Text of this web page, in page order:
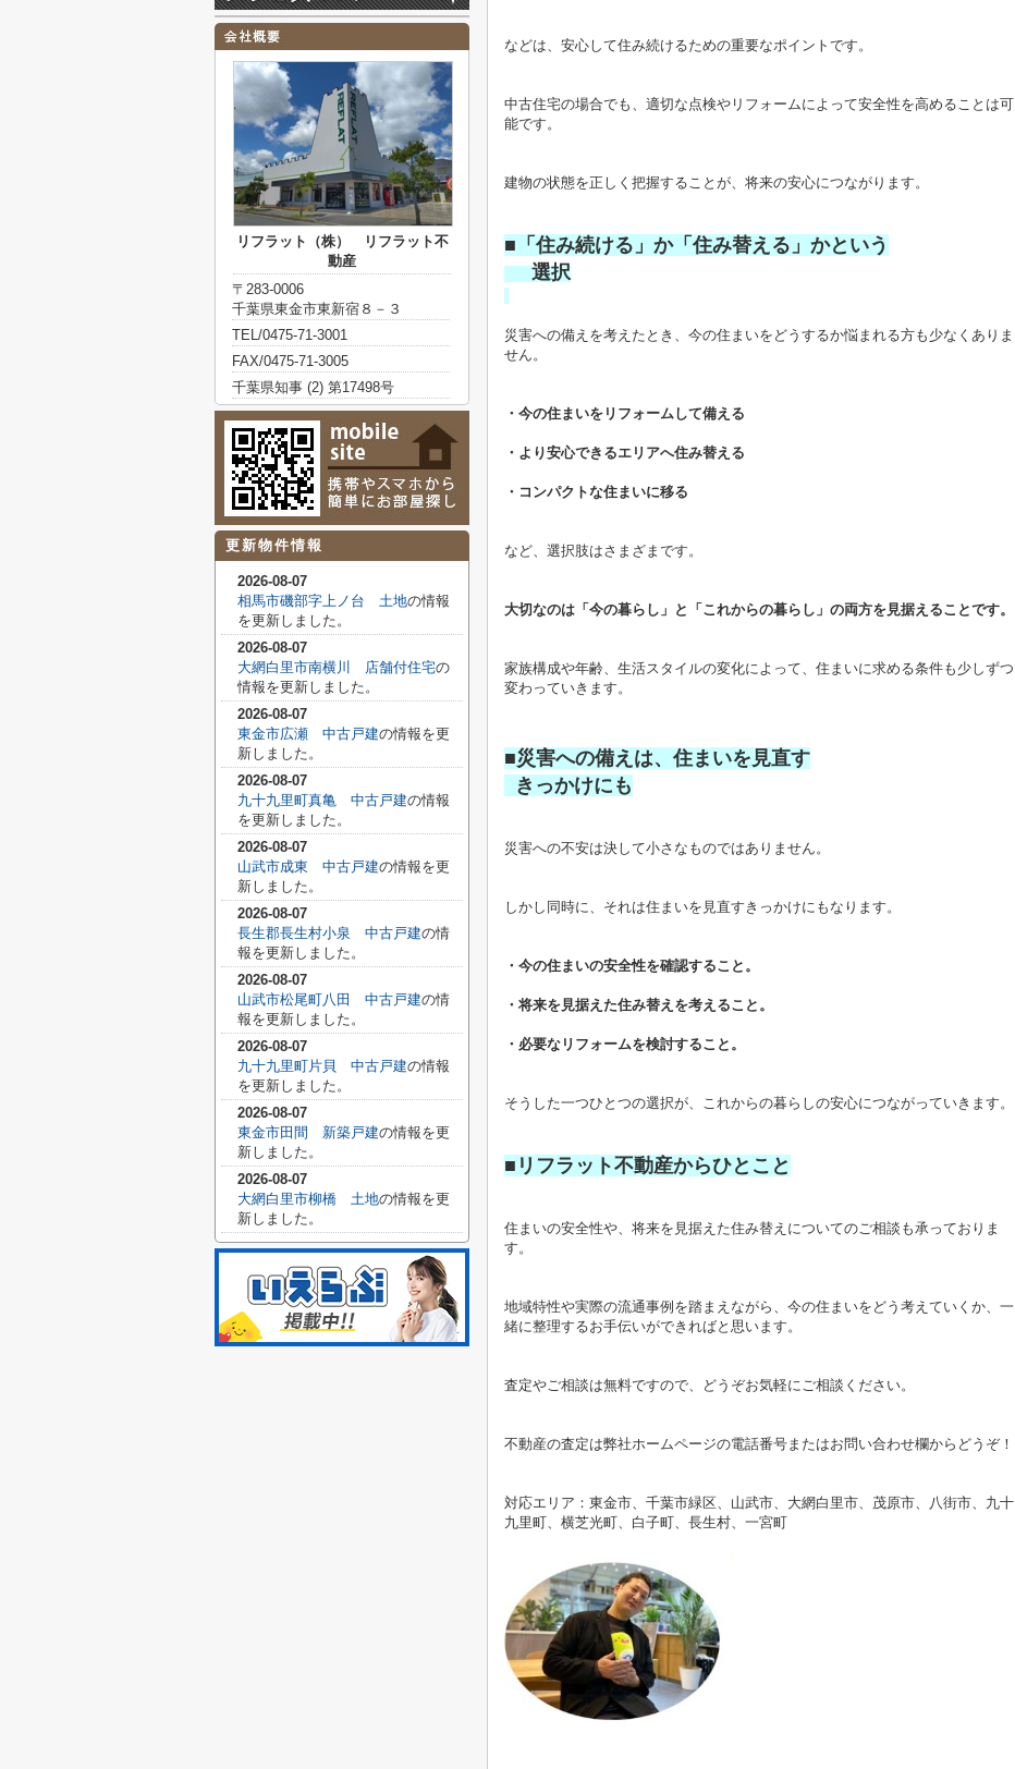
などは、安心して住み続けるための重要なポイントです。
中古住宅の場合でも、適切な点検やリフォームによって安全性を高めることは可
能です。
建物の状態を正しく把握することが、将来の安心につながります。
■「住み続ける」か「住み替える」かという
選択
災害への備えを考えたとき、今の住まいをどうするか悩まれる方も少なくありま
せん。
・今の住まいをリフォームして備える
・より安心できるエリアへ住み替える
・コンパクトな住まいに移る
など、選択肢はさまざまです。
大切なのは「今の暮らし」と「これからの暮らし」の両方を見据えることです。
家族構成や年齢、生活スタイルの変化によって、住まいに求める条件も少しずつ
変わっていきます。
■災害への備えは、住まいを見直す
きっかけにも
災害への不安は決して小さなものではありません。
しかし同時に、それは住まいを見直すきっかけにもなります。
・今の住まいの安全性を確認すること。
・将来を見据えた住み替えを考えること。
・必要なリフォームを検討すること。
そうした一つひとつの選択が、これからの暮らしの安心につながっていきます。
■リフラット不動産からひとこと
住まいの安全性や、将来を見据えた住み替えについてのご相談も承っておりま
す。
地域特性や実際の流通事例を踏まえながら、今の住まいをどう考えていくか、一
緒に整理するお手伝いができればと思います。
査定やご相談は無料ですので、どうぞお気軽にご相談ください。
不動産の査定は弊社ホームページの電話番号またはお問い合わせ欄から どうぞ！
対応エリア：東金市、千葉市緑区、山武市、大網白里市、茂原市、八街市、九十
九里町、横芝光町、白子町、長生村、一宮町
リフラット（株） リフラット不
動産
〒283-0006
千葉県東金市東新宿８－３
TEL/0475-71-3001
FAX/0475-71-3005
千葉県知事 (2) 第17498号
更新物件情報
2026-08-07
相馬市磯部字上ノ台 土地の情報
を更新しました。
2026-08-07
大網白里市南横川 店舗付住宅の
情報を更新しました。
2026-08-07
東金市広瀬 中古戸建の情報を更
新しました。
2026-08-07
九十九里町真亀 中古戸建の情報
を更新しました。
2026-08-07
山武市成東 中古戸建の情報を更
新しました。
2026-08-07
長生郡長生村小泉 中古戸建の情
報を更新しました。
2026-08-07
山武市松尾町八田 中古戸建の情
報を更新しました。
2026-08-07
九十九里町片貝 中古戸建の情報
を更新しました。
2026-08-07
東金市田間 新築戸建の情報を更
新しました。
2026-08-07
大網白里市柳橋 土地の情報を更
新しました。